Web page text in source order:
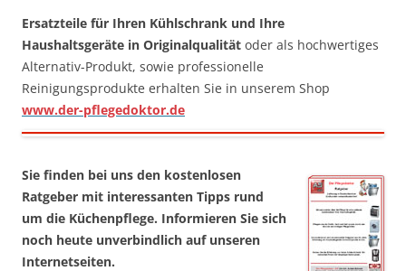
Ersatzteile für Ihren Kühlschrank und Ihre
Haushaltsgeräte in Originalqualität oder als hochwertiges
Alternativ-Produkt, sowie professionelle
Reinigungsprodukte erhalten Sie in unserem Shop
www.der-pflegedoktor.de
Sie finden bei uns den kostenlosen
Ratgeber mit interessanten Tipps rund
um die Küchenpflege. Informieren Sie sich
noch heute unverbindlich auf unseren
Internetseiten.